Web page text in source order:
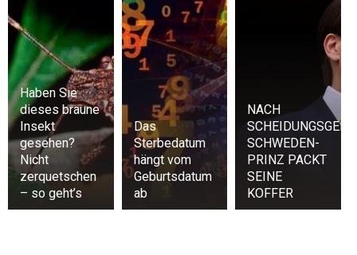
Haben Sie
dieses braune
Insekt
gesehen?
Nicht
zerquetschen
– so geht’s
Das
Sterbedatum
hängt vom
Geburtsdatum
ab
NACH
SCHWEDEN-
PRINZ PACKT
SEINE
KOFFER